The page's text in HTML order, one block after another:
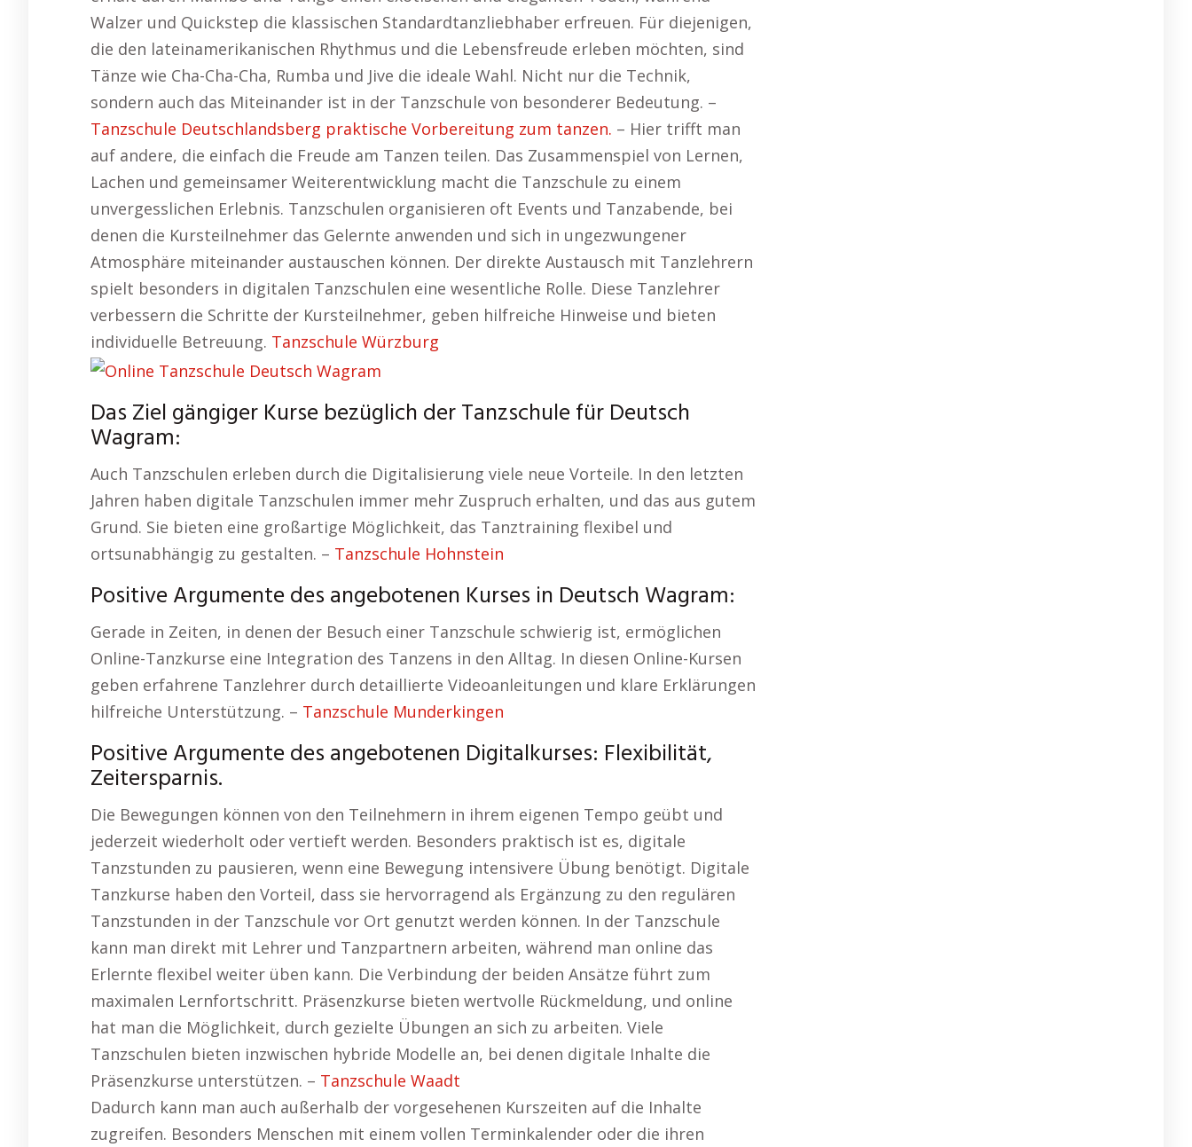
Walzer und Quickstep die klassischen Standardtanzliebhaber erfreuen. Für diejenigen,
die den lateinamerikanischen Rhythmus und die Lebensfreude erleben möchten, sind
Tänze wie Cha-Cha-Cha, Rumba und Jive die ideale Wahl. Nicht nur die Technik,
sondern auch das Miteinander ist in der Tanzschule von besonderer Bedeutung. –
Tanzschule Deutschlandsberg praktische Vorbereitung zum tanzen. – Hier trifft man
auf andere, die einfach die Freude am Tanzen teilen. Das Zusammenspiel von Lernen,
Lachen und gemeinsamer Weiterentwicklung macht die Tanzschule zu einem
unvergesslichen Erlebnis. Tanzschulen organisieren oft Events und Tanzabende, bei
denen die Kursteilnehmer das Gelernte anwenden und sich in ungezwungener
Atmosphäre miteinander austauschen können. Der direkte Austausch mit Tanzlehrern
spielt besonders in digitalen Tanzschulen eine wesentliche Rolle. Diese Tanzlehrer
verbessern die Schritte der Kursteilnehmer, geben hilfreiche Hinweise und bieten
individuelle Betreuung. Tanzschule Würzburg
Das Ziel gängiger Kurse bezüglich der Tanzschule für Deutsch
Wagram:
Auch Tanzschulen erleben durch die Digitalisierung viele neue Vorteile. In den letzten
Jahren haben digitale Tanzschulen immer mehr Zuspruch erhalten, und das aus gutem
Grund. Sie bieten eine großartige Möglichkeit, das Tanztraining flexibel und
ortsunabhängig zu gestalten. – Tanzschule Hohnstein
Positive Argumente des angebotenen Kurses in Deutsch Wagram:
Gerade in Zeiten, in denen der Besuch einer Tanzschule schwierig ist, ermöglichen
Online-Tanzkurse eine Integration des Tanzens in den Alltag. In diesen Online-Kursen
geben erfahrene Tanzlehrer durch detaillierte Videoanleitungen und klare Erklärungen
hilfreiche Unterstützung. – Tanzschule Munderkingen
Positive Argumente des angebotenen Digitalkurses: Flexibilität,
Zeitersparnis.
Die Bewegungen können von den Teilnehmern in ihrem eigenen Tempo geübt und
jederzeit wiederholt oder vertieft werden. Besonders praktisch ist es, digitale
Tanzstunden zu pausieren, wenn eine Bewegung intensivere Übung benötigt. Digitale
Tanzkurse haben den Vorteil, dass sie hervorragend als Ergänzung zu den regulären
Tanzstunden in der Tanzschule vor Ort genutzt werden können. In der Tanzschule
kann man direkt mit Lehrer und Tanzpartnern arbeiten, während man online das
Erlernte flexibel weiter üben kann. Die Verbindung der beiden Ansätze führt zum
maximalen Lernfortschritt. Präsenzkurse bieten wertvolle Rückmeldung, und online
hat man die Möglichkeit, durch gezielte Übungen an sich zu arbeiten. Viele
Tanzschulen bieten inzwischen hybride Modelle an, bei denen digitale Inhalte die
Präsenzkurse unterstützen. – Tanzschule Waadt
Dadurch kann man auch außerhalb der vorgesehenen Kurszeiten auf die Inhalte
zugreifen. Besonders Menschen mit einem vollen Terminkalender oder die ihren